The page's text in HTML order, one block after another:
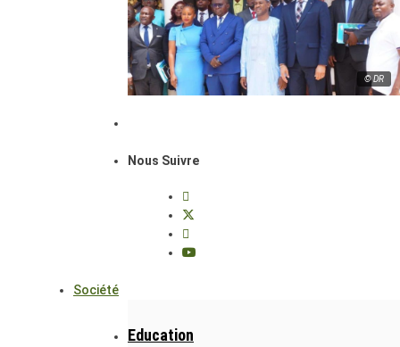
© DR
Nous Suivre
Société
Education